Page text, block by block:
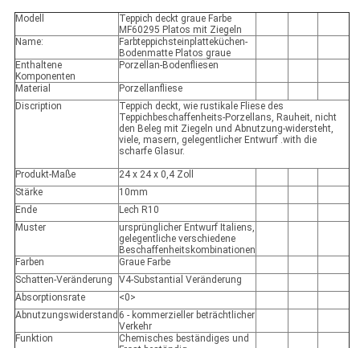
Modell
Teppich deckt graue Farbe
MF60295 Platos mit Ziegeln
Name:
Farbteppichsteinplatteküchen-
Bodenmatte Platos graue
Enthaltene
Komponenten
Porzellan-Bodenfliesen
Material
Porzellanfliese
Discription
Teppich deckt, wie rustikale Fliese des
Teppichbeschaffenheits-Porzellans, Rauheit, nicht
den Beleg mit Ziegeln und Abnutzung-widersteht,
viele, masern, gelegentlicher Entwurf .with die
scharfe Glasur.
Produkt-Maße
24 x 24 x 0,4 Zoll
Stärke
10mm
Ende
Lech R10
Muster
ursprünglicher Entwurf Italiens,
gelegentliche verschiedene
Beschaffenheitskombinationen
Farben
Graue Farbe
Schatten-Veränderung
V4-Substantial Veränderung
Absorptionsrate
<0>
Abnutzungswiderstand 6 - kommerzieller beträchtlicher
Verkehr
Funktion
Chemisches beständiges und